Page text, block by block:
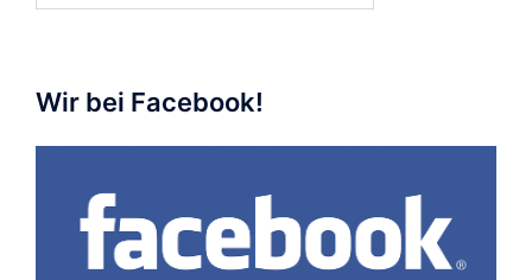
Wir bei Facebook!